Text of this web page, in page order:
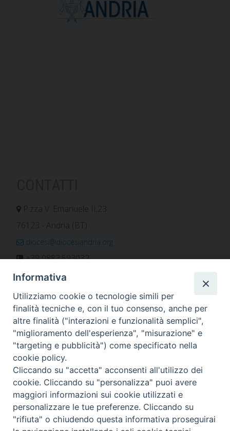
P.zza V. Emanuele II,23
76123 - Andria (BT)
diocesi@diocesiandria.org
+39 0883.593032
+39 0883.592596
ORARIO E CALENDARI
Orari uffici
Calendario diocesano
Orario messe
Per invio di comunicati, notizie e segnalazioni scrivere a:
stampa@diocesiandria.org
Informativa
Utilizziamo cookie o tecnologie simili per
finalità tecniche e, con il tuo consenso, anche per
altre finalità ("interazioni e funzionalità semplici",
"miglioramento dell'esperienza", "misurazione" e
"targeting e pubblicità") come specificato nella
cookie policy.
Cliccando su "accetta" acconsenti all'utilizzo dei
cookie. Cliccando su "personalizza" puoi avere
maggiori informazioni sui cookie utilizzati e
personalizzare le tue preferenze. Cliccando su
"rifiuta" o chiudendo questa informativa proseguirai